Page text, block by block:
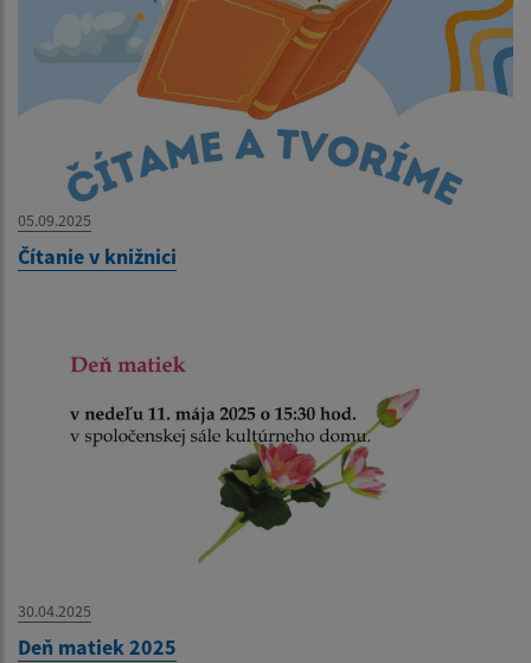
05.09.2025
Čítanie v knižnici
30.04.2025
Deň matiek 2025